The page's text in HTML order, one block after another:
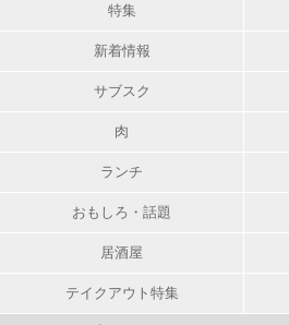
特集
新着情報
サブスク
肉
ランチ
おもしろ・話題
居酒屋
テイクアウト特集